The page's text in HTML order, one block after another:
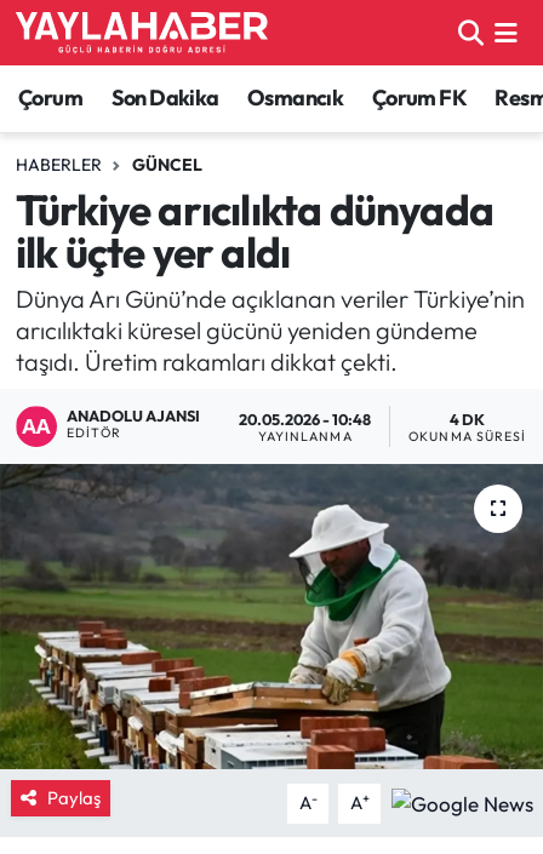
Çorum Son Dakika Osmancık Çorum FK
HABERLER GÜNCEL
Türkiye arıcılıkta dünyada
ilk üçte yer aldı
Dünya Arı Günü’nde açıklanan veriler Türkiye’nin
arıcılıktaki küresel gücünü yeniden gündeme
taşıdı. Üretim rakamları dikkat çekti.
ANADOLU AJANSI
EDITÖR
20.05.2026 - 10:48
YAYINLANMA
4 DK
OKUNMA SÜRESI
Paylaş A- A+
Alaca Haberleri
Bayat Haberleri
Bilgi - Keşfet Haberleri
Bilim ve Teknoloji
Boğazkale Haberleri
Çorum Son Dakika Haberleri
Dodurga Haberleri
Eğitim
Ekonomi
Güncel
İskilip Haberleri
Çorum Nöbetçi Eczaneler
Çorum Hava Durumu
Çorum Namaz Vakitleri
Çorum Trafik Yoğunluk Haritası
TFF 1.Lig Puan Durumu ve Fikstür
Son Dakika Haberleri